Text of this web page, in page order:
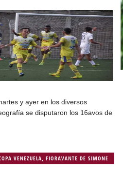
y ayer en los diversos
se disputaron los 16avos de
VENEZUELA ,FIORAVANTE DE SIMONE